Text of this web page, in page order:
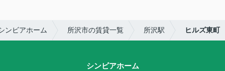
ンビアホーム 所沢市の賃貸一覧 所沢駅 ヒルズ東町
シンビアホーム